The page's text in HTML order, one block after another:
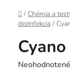
Domov
/ Chémia a
dezinfekcia /
Priemerné
Neohodnotené